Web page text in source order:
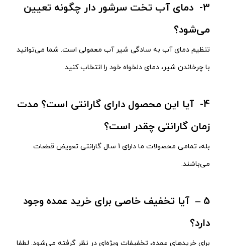
3- دمای آب تخت سرشور دار چگونه تعیین
می‌شود؟
تنظیم دمای آب به سادگی شیر آب معمولی است. شما می‌توانید
با چرخاندن شیر، دمای دلخواه خود را انتخاب کنید.
4- آیا این محصول دارای گارانتی است؟ مدت
زمان گارانتی چقدر است؟
بله، تمامی محصولات ما دارای 1 سال گارانتی تعویض قطعات
می‌باشند.
5 – آیا تخفیف خاصی برای خرید عمده وجود
دارد؟
برای خریدهای عمده، تخفیفات ویژه‌ای در نظر گرفته می‌شود. لطفا